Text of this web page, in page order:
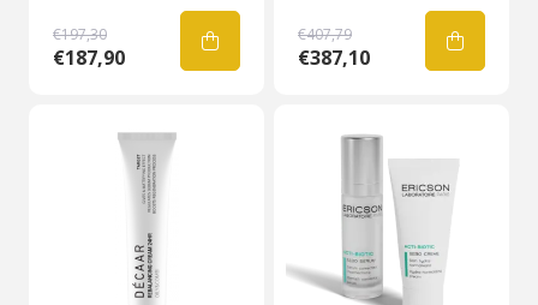
€197,30
€187,90
€407,79
€387,10